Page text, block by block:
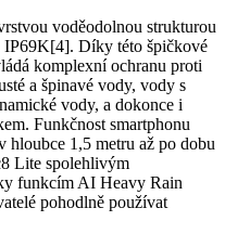
voděodolnou strukturou
IP69K[4]. Díky této špičkové
komplexní ochranu proti
a špinavé vody, vody s
vody, a dokonce i
Funkčnost smartphonu
hloubce 1,5 metru až po dobu
Lite spolehlivým
funkcím AI Heavy Rain
pohodlně používat